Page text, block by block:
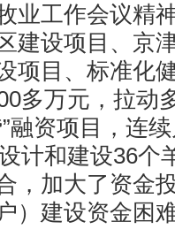
业工作会议精
建设项目、京
项目、标准化
多万元，拉动
融资项目，连
计和建设36个
，加大了资金
）建设资金困